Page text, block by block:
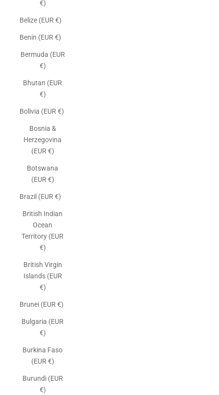
€)
Belize (EUR €)
Benin (EUR €)
Bermuda (EUR
€)
Bhutan (EUR
€)
Bolivia (EUR €)
Bosnia &
Herzegovina
(EUR €)
Botswana
(EUR €)
Brazil (EUR €)
British Indian
Ocean
Territory (EUR
€)
British Virgin
Islands (EUR
€)
Brunei (EUR €)
Bulgaria (EUR
€)
Burkina Faso
(EUR €)
Burundi (EUR
€)